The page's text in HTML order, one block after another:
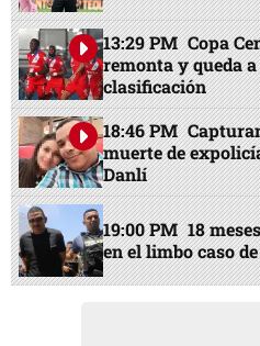
13:29 PM Copa
remonta y queda
clasificación
18:46 PM
muerte de
Danlí
19:00 PM 18
en el limbo caso